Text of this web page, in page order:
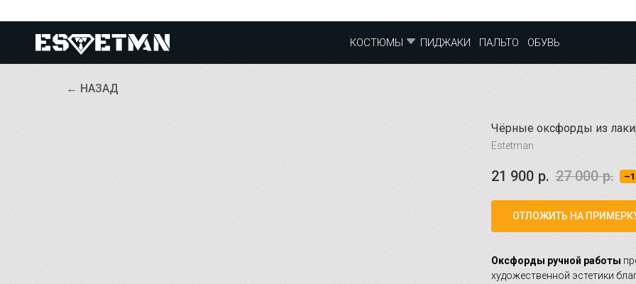
КОСТЮМЫ ПИДЖАКИ ПАЛЬТО ОБУВЬ
← НАЗАД
Чёрные оксфорды из
Estetman
21 900 р. 27 000 р.
ОТЛОЖИТЬ НА
Оксфорды ручной работы
художественной эстетики